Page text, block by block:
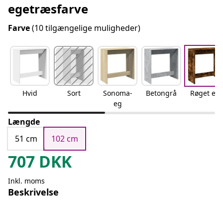
egetræsfarve
Farve(10 tilgængelige muligheder)
Hvid Sort
Sonoma-
eg
Betongrå Røget eg
Længde
51 cm
102 cm
707 DKK
Inkl. moms
Beskrivelse